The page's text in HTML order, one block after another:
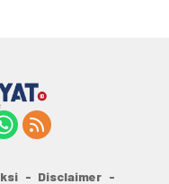
Disclaimer